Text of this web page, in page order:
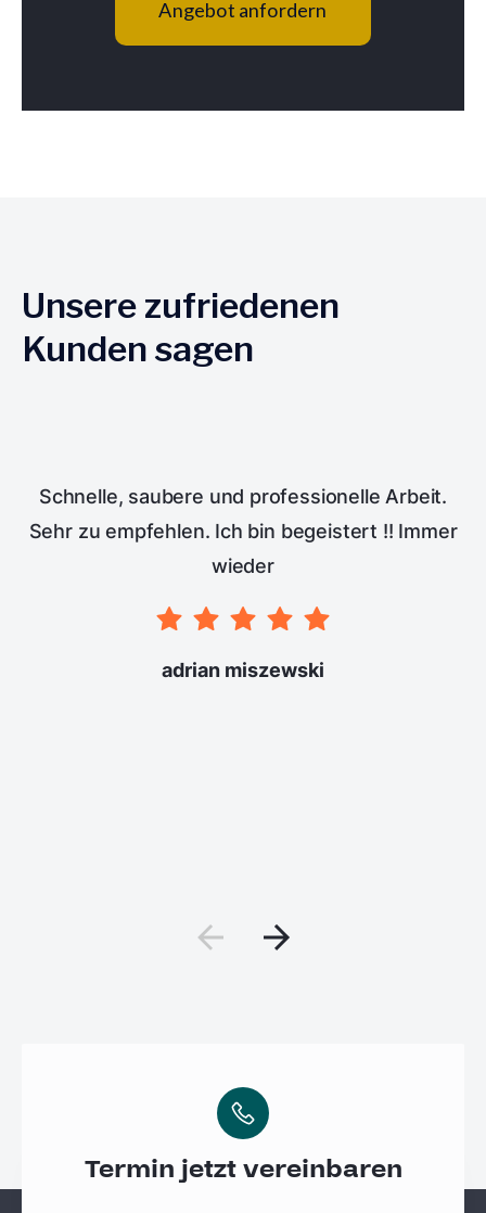
Angebot anfordern
Unsere zufriedenen
Kunden sagen
Schnelle, saubere und professionelle Arbeit.
Sehr zu empfehlen. Ich bin begeistert !! Immer
wieder
adrian miszewski
Termin jetzt vereinbaren